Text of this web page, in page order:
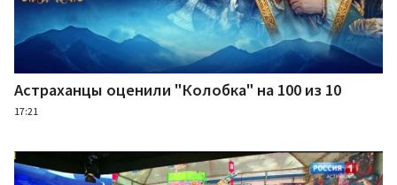
Астраханцы оценили "Колобка" на 100 из 10
17:21